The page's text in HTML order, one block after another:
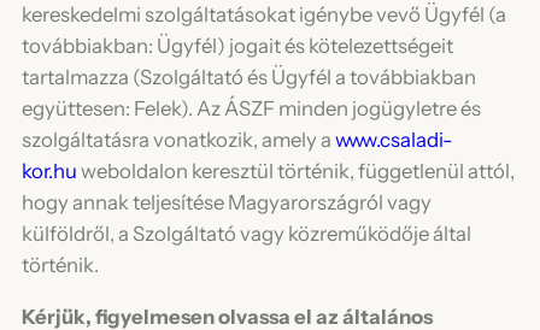
kereskedelmi szolgáltatásokat igénybe vevő Ügyfél (a
továbbiakban: Ügyfél) jogait és kötelezettségeit
tartalmazza (Szolgáltató és Ügyfél a továbbiakban
együttesen: Felek). Az ÁSZF minden jogügyletre és
szolgáltatásra vonatkozik, amely a www.csaladi-
kor.hu weboldalon keresztül történik, függetlenül attól,
hogy annak teljesítése Magyarországról vagy
külföldről, a Szolgáltató vagy közreműködője által
történik.
Kérjük, figyelmesen olvassa el az általános